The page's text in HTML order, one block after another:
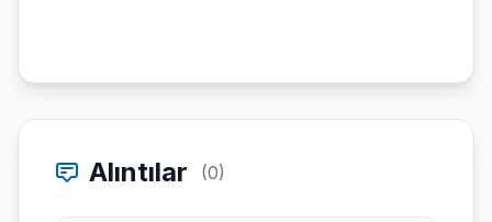
Alıntılar (0)